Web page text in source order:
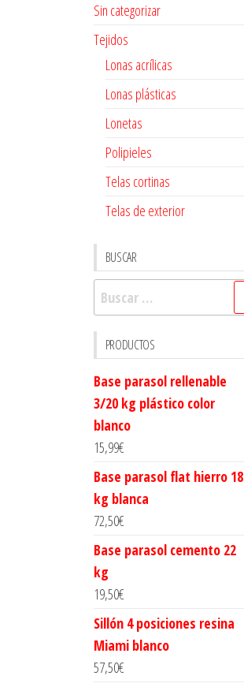
Sin categorizar
Tejidos
Lonas acrílicas
Lonas plásticas
Lonetas
Polipieles
Telas cortinas
Telas de exterior
BUSCAR
Buscar:
PRODUCTOS
Base parasol rellenable
3/20 kg plástico color
blanco
15,99€
Base parasol flat hierro 18
kg blanca
72,50€
Base parasol cemento 22
kg
19,50€
Sillón 4 posiciones resina
Miami blanco
57,50€